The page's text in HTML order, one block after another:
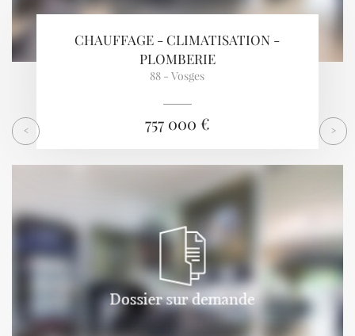
CHAUFFAGE - CLIMATISATION -
PLOMBERIE
88 - Vosges
757 000 €
< >